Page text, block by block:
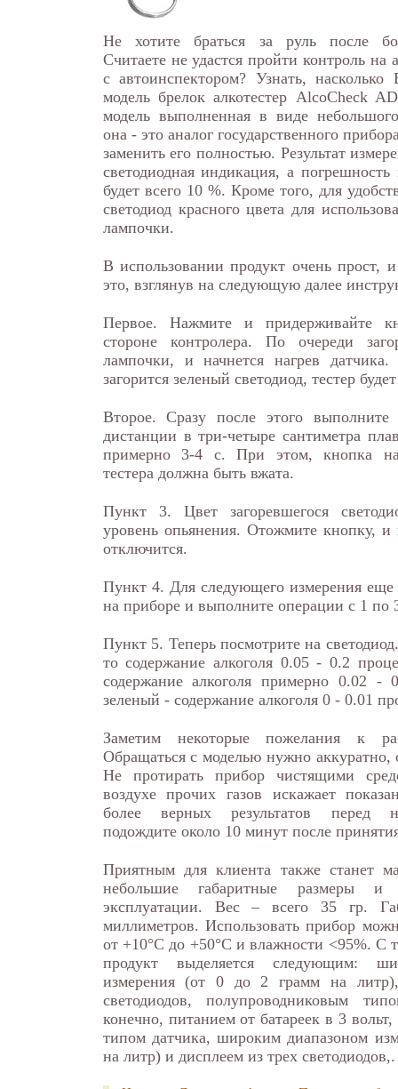
Не хотите браться за руль после
Считаете не удастся пройти контроль на
с автоинспектором? Узнать,
модель брелок алкотестер AlcoCheck
модель выполненная в виде
она - это аналог государственного
заменить его полностью. Результат
светодиодная индикация, а
будет всего 10 %. Кроме того, для
светодиод красного цвета для
лампочки.
В использовании продукт очень прост,
это, взглянув на следующую далее
Первое. Нажмите и придерживайте
стороне контролера. По очереди
лампочки, и начнется нагрев
загорится зеленый светодиод, тестер
Второе. Сразу после этого
дистанции в три-четыре сантиметра
примерно 3-4 c. При этом, кнопка на
тестера должна быть вжата.
Пункт 3. Цвет загоревшегося
уровень опьянения. Отожмите кнопку, и
отключится.
Пункт 4. Для следующего измерения еще
на приборе и выполните операции с 1 по
Пункт 5. Теперь посмотрите на
то содержание алкоголя 0.05 - 0.2
содержание алкоголя примерно 0.02 -
зеленый - содержание алкоголя 0 - 0.01
Заметим некоторые пожелания к
Обращаться с моделью нужно аккуратно,
Не протирать прибор чистящими
воздухе прочих газов искажает
более верных результатов перед
подождите около 10 минут после
Приятным для клиента также станет
небольшие габаритные размеры и
эксплуатации. Вес – всего 35 гр.
миллиметров. Использовать прибор
от +10°С до +50°С и влажности <95%. С
продукт выделяется следующим:
измерения (от 0 до 2 грамм на
светодиодов, полупроводниковым
конечно, питанием от батареек в 3
типом датчика, широким диапазоном
на литр) и дисплеем из трех светодиодов,.